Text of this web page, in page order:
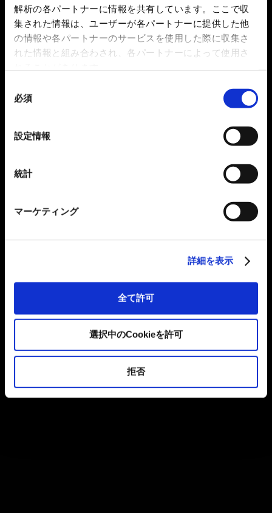
解析の各パートナーに情報を共有しています。ここで収
集された情報は、ユーザーが各パートナーに提供した他
の情報や各パートナーのサービスを使用した際に収集さ
れた情報と組み合わされ、各パートナーによって使用さ
必須
設定情報
統計
マーケティング
詳細を表示
全て許可
選択中のCookieを許可
拒否